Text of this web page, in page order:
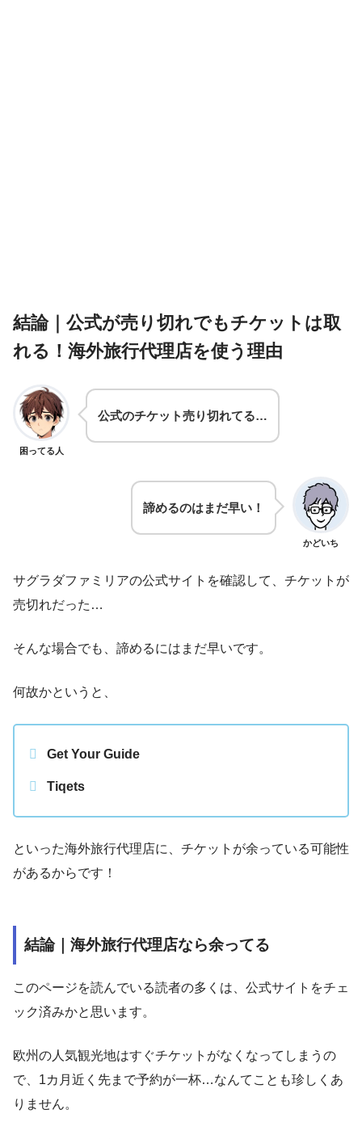
結論｜公式が売り切れでもチケットは取
れる！海外旅行代理店を使う理由
困ってる人
公式のチケット売り切れてる…
かどいち
諦めるのはまだ早い！
サグラダファミリアの公式サイトを確認して、チケットが
売切れだった…
そんな場合でも、諦めるにはまだ早いです。
何故かというと、
Get Your Guide
Tiqets
といった海外旅行代理店に、チケットが余っている可能性
があるからです！
結論｜海外旅行代理店なら余ってる
このページを読んでいる読者の多くは、公式サイトをチェ
ック済みかと思います。
欧州の人気観光地はすぐチケットがなくなってしまうの
で、1カ月近く先まで予約が一杯…なんてことも珍しくあ
りません。